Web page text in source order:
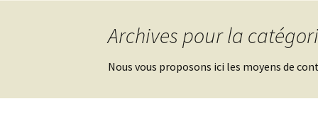
Edition multimédia
Archives pour la
Nous vous proposons ici les moyens de